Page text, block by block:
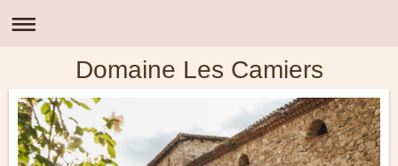
Domaine Les Camiers